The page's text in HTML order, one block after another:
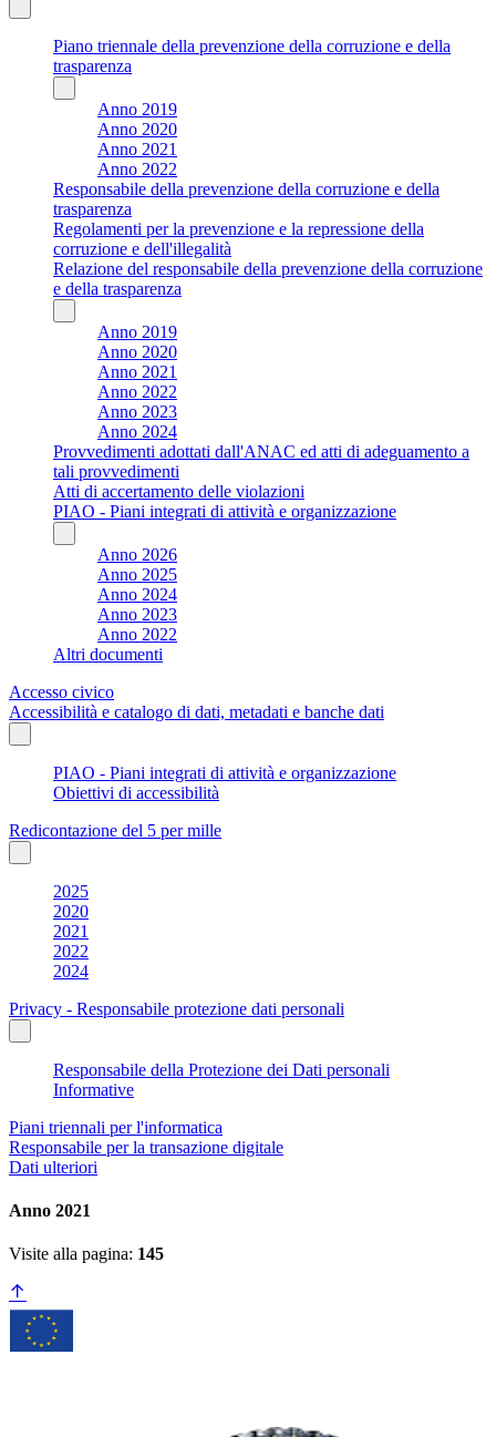
Piano triennale della prevenzione della corruzione e della
trasparenza
Anno 2019
Anno 2020
Anno 2021
Anno 2022
Responsabile della prevenzione della corruzione e della
trasparenza
Regolamenti per la prevenzione e la repressione della
corruzione e dell'illegalità
Relazione del responsabile della prevenzione della corruzione
e della trasparenza
Anno 2019
Anno 2020
Anno 2021
Anno 2022
Anno 2023
Anno 2024
Provvedimenti adottati dall'ANAC ed atti di adeguamento a
tali provvedimenti
Atti di accertamento delle violazioni
PIAO - Piani integrati di attività e organizzazione
Anno 2026
Anno 2025
Anno 2024
Anno 2023
Anno 2022
Altri documenti
Accesso civico
Accessibilità e catalogo di dati, metadati e banche dati
PIAO - Piani integrati di attività e organizzazione
Obiettivi di accessibilità
Redicontazione del 5 per mille
2025
2020
2021
2022
2024
Privacy - Responsabile protezione dati personali
Responsabile della Protezione dei Dati personali
Informative
Piani triennali per l'informatica
Responsabile per la transazione digitale
Dati ulteriori
Anno 2021
Visite alla pagina: 145